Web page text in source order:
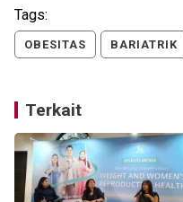
Tags:
OBESITAS BARIATRIK
Terkait